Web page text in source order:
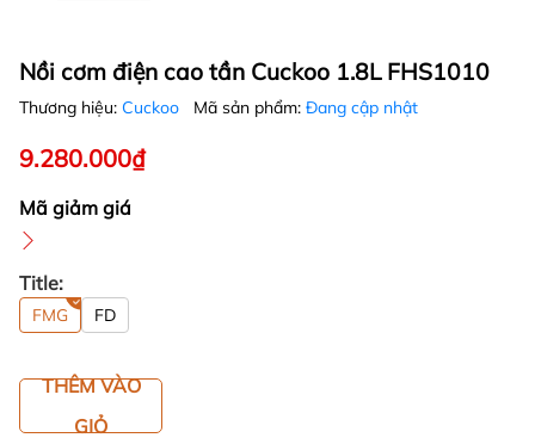
Nồi cơm điện cao tần Cuckoo 1.8L FHS1010
Thương hiệu: Cuckoo Mã sản phẩm: Đang cập nhật
9.280.000₫
Mã giảm giá
Title:
FMG FD
THÊM VÀO
GIỎ